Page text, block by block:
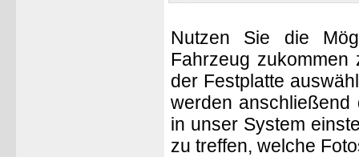
Nutzen Sie die
Fahrzeug
der Festplatte
werden anschließend
in unser System
zu treffen, welche